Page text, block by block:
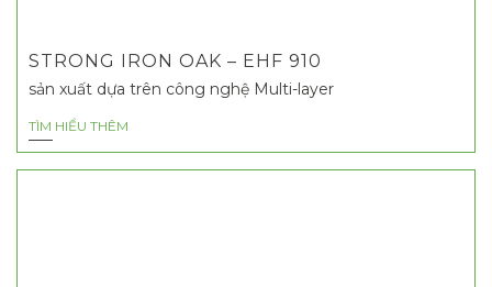
STRONG IRON OAK – EHF 910
sản xuất dựa trên công nghệ Multi-layer
TÌM HIỂU THÊM